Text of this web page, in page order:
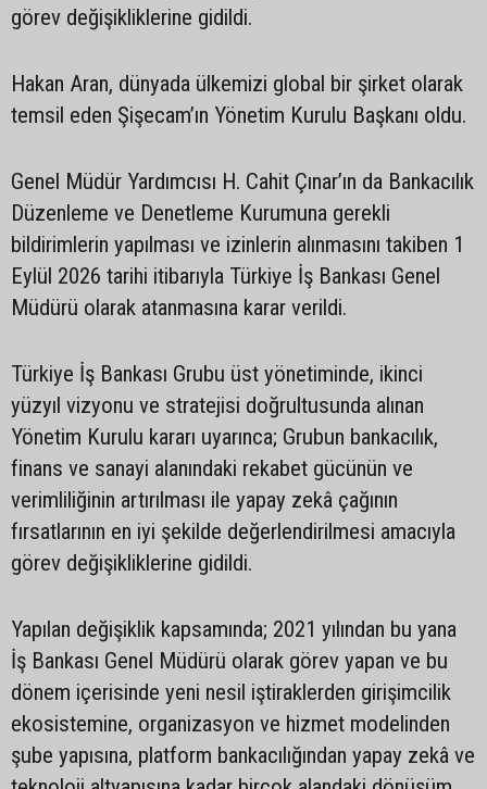
görev değişikliklerine gidildi.
Hakan Aran, dünyada ülkemizi global bir şirket olarak
temsil eden Şişecam’ın Yönetim Kurulu Başkanı oldu.
Genel Müdür Yardımcısı H. Cahit Çınar’ın da Bankacılık
Düzenleme ve Denetleme Kurumuna gerekli
bildirimlerin yapılması ve izinlerin alınmasını takiben 1
Eylül 2026 tarihi itibarıyla Türkiye İş Bankası Genel
Müdürü olarak atanmasına karar verildi.
Türkiye İş Bankası Grubu üst yönetiminde, ikinci
yüzyıl vizyonu ve stratejisi doğrultusunda alınan
Yönetim Kurulu kararı uyarınca; Grubun bankacılık,
finans ve sanayi alanındaki rekabet gücünün ve
verimliliğinin artırılması ile yapay zekâ çağının
fırsatlarının en iyi şekilde değerlendirilmesi amacıyla
görev değişikliklerine gidildi.
Yapılan değişiklik kapsamında; 2021 yılından bu yana
İş Bankası Genel Müdürü olarak görev yapan ve bu
dönem içerisinde yeni nesil iştiraklerden girişimcilik
ekosistemine, organizasyon ve hizmet modelinden
şube yapısına, platform bankacılığından yapay zekâ ve